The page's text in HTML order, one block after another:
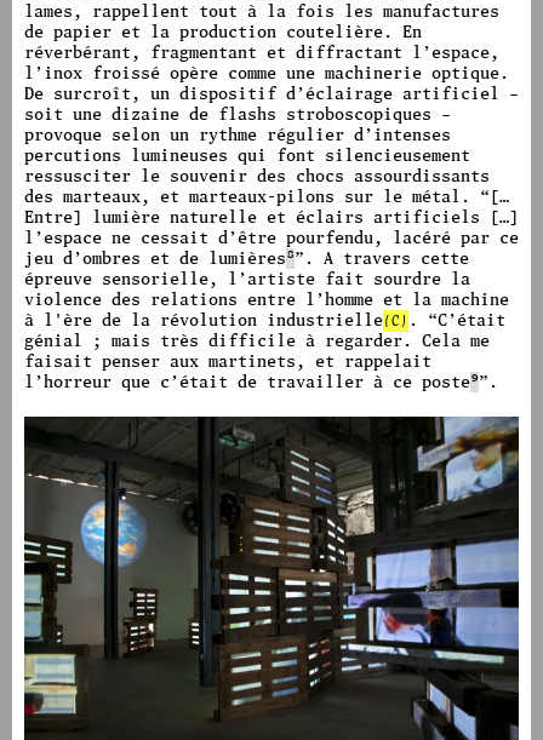
lames, rappellent tout à la fois les manufactures
de papier et la production coutelière. En
réverbérant, fragmentant et diffractant l’espace,
l’inox froissé opère comme une machinerie optique.
De surcroît, un dispositif d’éclairage artificiel –
soit une dizaine de flashs stroboscopiques –
provoque selon un rythme régulier d’intenses
percutions lumineuses qui font silencieusement
ressusciter le souvenir des chocs assourdissants
des marteaux, et marteaux-pilons sur le métal. “[…
Entre] lumière naturelle et éclairs artificiels […]
l’espace ne cessait d’être pourfendu, lacéré par ce
jeu d’ombres et de lumières8”. A travers cette
épreuve sensorielle, l’artiste fait sourdre la
violence des relations entre l’homme et la machine
à l'ère de la révolution industrielle(C) . “C’était
génial ; mais très difficile à regarder. Cela me
faisait penser aux martinets, et rappelait
l’horreur que c’était de travailler à ce poste9”.